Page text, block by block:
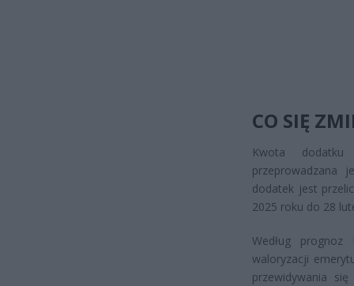
CO SIĘ
Kwota dodatku
przeprowadzana
dodatek jest
2025 roku do 28
Według prognoz
waloryzacji
przewidywania